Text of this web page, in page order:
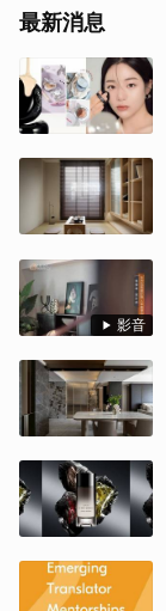
最新消息
影音